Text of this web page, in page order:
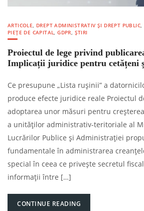
ARTICOLE, DREPT ADMINISTRATIV ȘI DREPT PUBLIC,
PIEȚE DE CAPITAL,GDPR, ȘTIRI
Proiectul de lege privind
Implicații juridice pentru cetățeni
Ce presupune „Lista rușinii” a
produce efecte juridice reale Proiectul
adoptarea unor măsuri pentru
a unităților administrativ-teritoriale al
Lucrărilor Publice și Administrației
fundamentale în administrarea
special în ceea ce privește secretul
informații între […]
CONTINUE READING